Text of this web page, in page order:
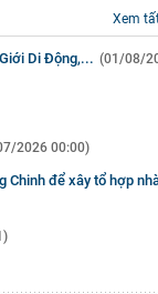
Xem
Di Động,... (01/08/
2026 00:00)
Chinh để xây tổ hợp